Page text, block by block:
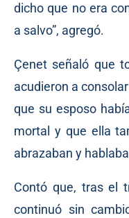
dicho que no era
a salvo”, agregó.
Çenet señaló que
acudieron a
que su esposo
mortal y que ella
abrazaban y
Contó que, tras el
continuó sin